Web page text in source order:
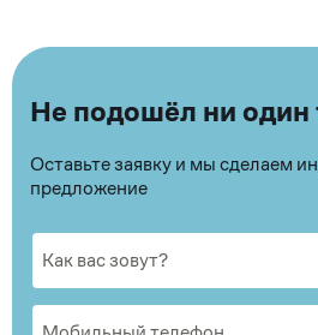
Не подошёл ни один
Оставьте заявку и мы сделаем
предложение